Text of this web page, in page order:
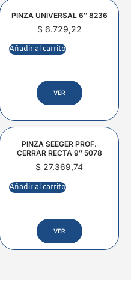
PINZA UNIVERSAL 6″ 8236
$6.729,22
Añadir al carrito
VER
PINZA SEEGER PROF.
CERRAR RECTA 9″ 5078
$ 27.369,74
Añadir al carrito
VER